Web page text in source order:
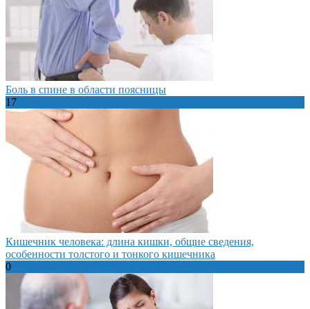
Боль в спине в области поясницы
17
Кишечник человека: длина кишки, общие сведения,
особенности толстого и тонкого кишечника
0